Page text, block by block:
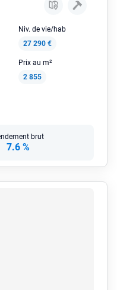
Niv. de vie/hab
27 290 €
Prix au m²
2 855
brut
7.6 %